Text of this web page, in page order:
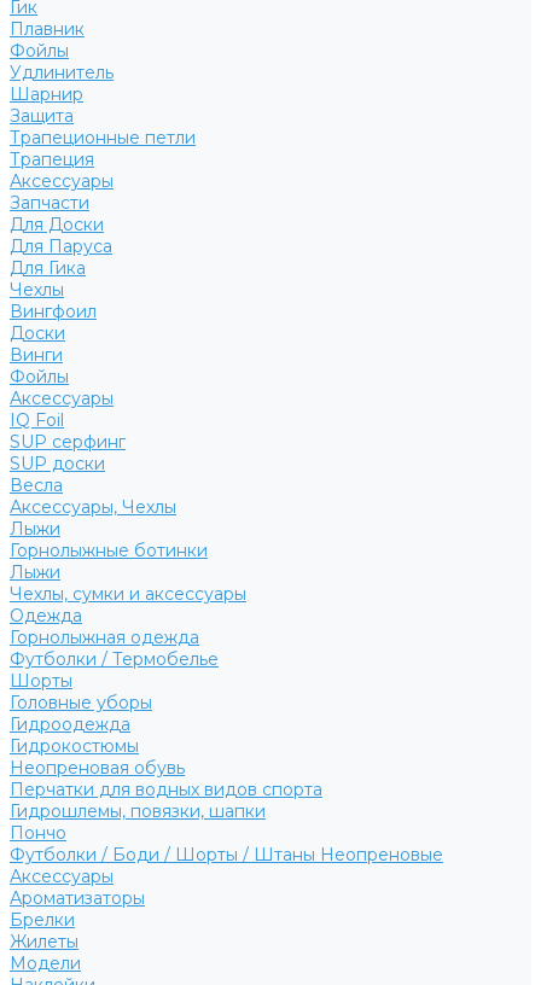
Гик
Плавник
Фойлы
Удлинитель
Шарнир
Защита
Трапеционные петли
Трапеция
Аксессуары
Запчасти
Для Доски
Для Паруса
Для Гика
Чехлы
Вингфоил
Доски
Винги
Фойлы
Аксессуары
IQ Foil
SUP серфинг
SUP доски
Весла
Аксессуары, Чехлы
Лыжи
Горнолыжные ботинки
Лыжи
Чехлы, сумки и аксессуары
Одежда
Горнолыжная одежда
Футболки / Термобелье
Шорты
Головные уборы
Гидроодежда
Гидрокостюмы
Неопреновая обувь
Перчатки для водных видов спорта
Гидрошлемы, повязки, шапки
Пончо
Футболки / Боди / Шорты / Штаны Неопреновые
Аксессуары
Ароматизаторы
Брелки
Жилеты
Модели